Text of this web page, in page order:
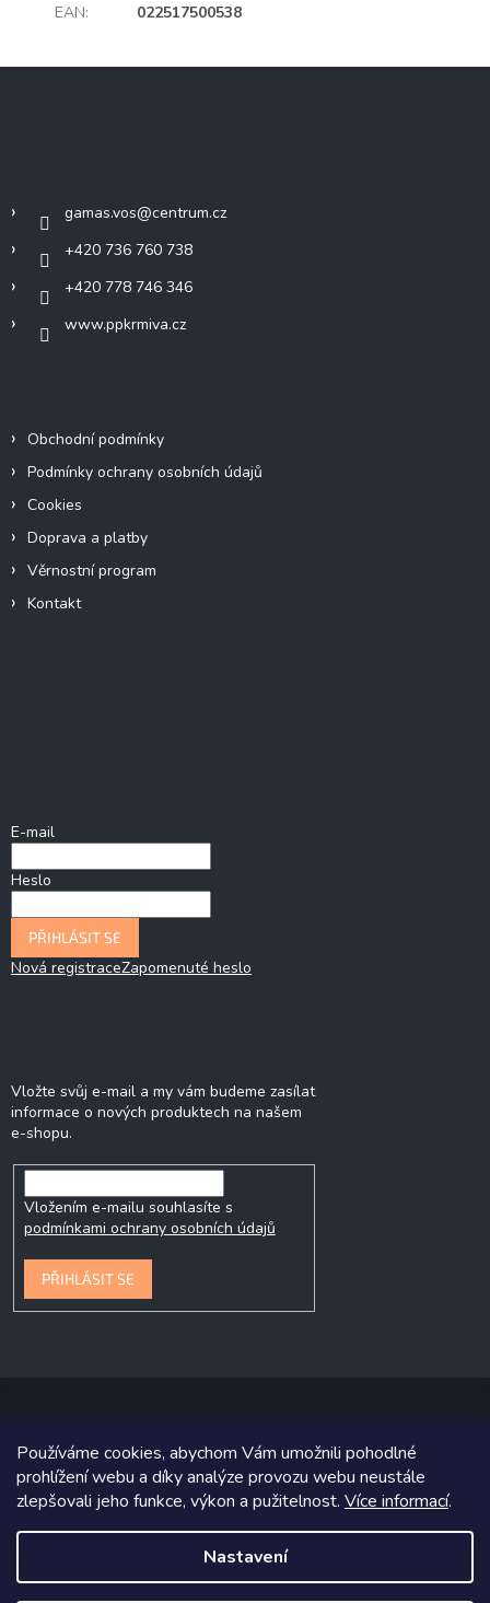
Používáme cookies, abychom Vám umožnili pohodlné
prohlížení webu a díky analýze provozu webu neustále
zlepšovali jeho funkce, výkon a pužitelnost. Více informací.
Nastavení
EAN: 022517500538
gamas.vos@centrum.cz
+420 736 760 738
+420 778 746 346
www.ppkrmiva.cz
Obchodní podmínky
Podmínky ochrany osobních údajů
Cookies
Doprava a platby
Věrnostní program
Kontakt
E-mail
Heslo
PŘIHLÁSIT SE
Nová registraceZapomenuté heslo
Vložte svůj e-mail a my vám budeme zasílat
informace o nových produktech na našem
e-shopu.
Vložením e-mailu souhlasíte s
podmínkami ochrany osobních údajů
PŘIHLÁSIT SE
Copyright 2026P&P Krmiva. Všechna práva vyhrazena.
Grafický návrh vytvořil a na Shoptet implementoval Tomáš Hlad
Shoptetak.cz.